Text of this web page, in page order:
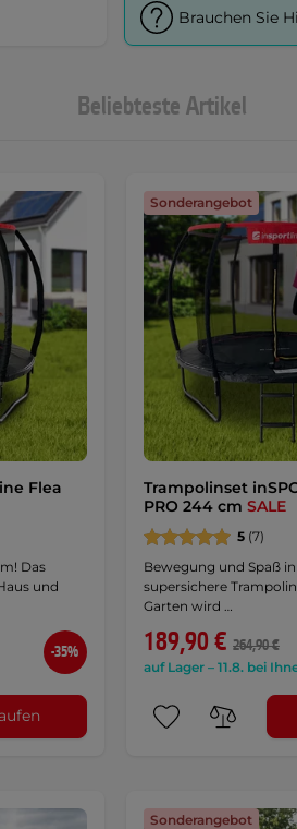
Brauchen Sie
Beliebteste Artikel
Flea
Das
und
-35%
Sonderangebot
Trampolinset
PRO 244 cm SALE
5(7)
Bewegung und Spaß
supersichere
Garten wird …
189,90 € 264,90 €
auf Lager – 11.8. bei
Sonderangebot